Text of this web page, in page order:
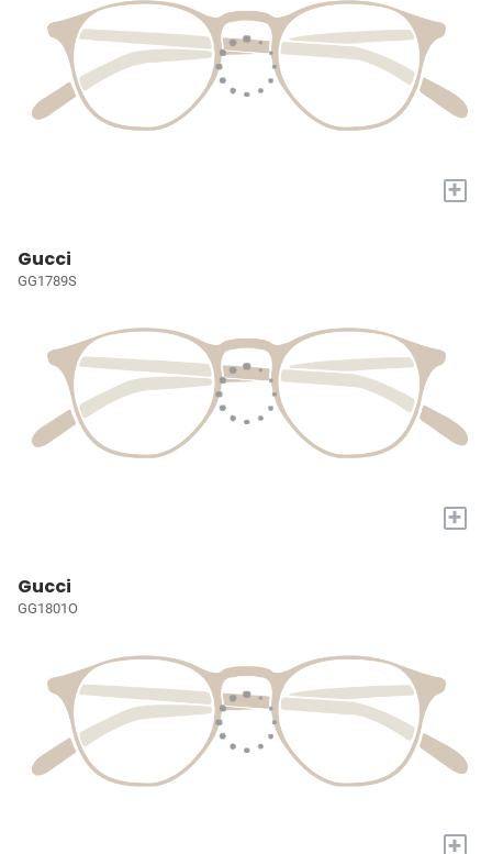
+
Gucci
GG1789S
+
Gucci
GG1801O
+